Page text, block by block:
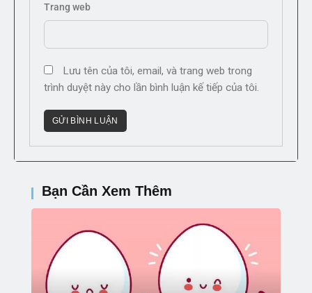
Trang web
Lưu tên của tôi, email, và trang web trong
trình duyệt này cho lần bình luận kế tiếp của tôi.
Bạn Cần Xem Thêm